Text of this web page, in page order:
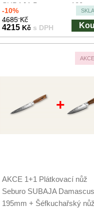
SUBAJA Damascus
-10%
4685 Kč
4215 Kč s DPH
+
AKCE 1+1 Plátkovací nůž
Seburo SUBAJA Damascus
195mm + Šéfkuchařský nůž